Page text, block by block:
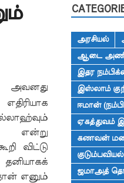
விட்டு
எனும்
அரசியல்
ஆடை
இதர
இஸ்லாம்
ஈமான்
ஏகத்துவம்
கணவன்
குடும்பவியல்
ஜமாஅத்